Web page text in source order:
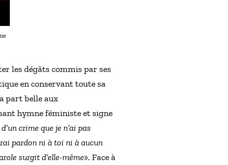
les dégâts commis par ses
en conservant toute sa
part belle aux
hymne féministe et signe
crime que je n’ai pas
pardon ni à toi ni à aucun
surgit d’elle-même». Face à